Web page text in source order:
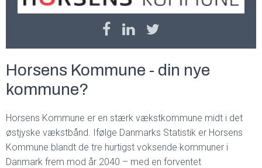
Horsens Kommune - din nye
kommune?
Horsens Kommune er en stærk vækstkommune midt i det
østjyske vækstbånd. Ifølge Danmarks Statistik er Horsens
Kommune blandt de tre hurtigst voksende kommuner i
Danmark frem mod år 2040 – med en forventet